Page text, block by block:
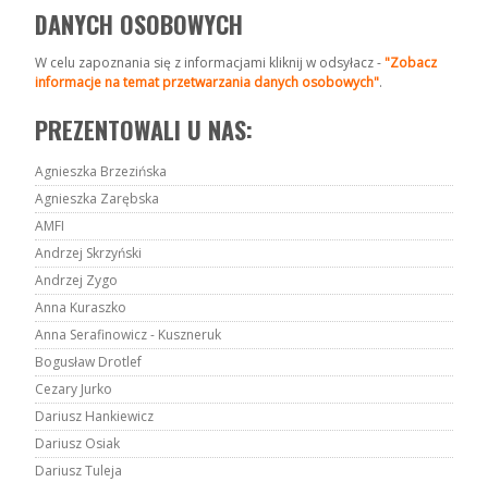
DANYCH OSOBOWYCH
W celu zapoznania się z informacjami kliknij w odsyłacz -"Zobacz
informacje na temat przetwarzania danych osobowych".
PREZENTOWALI U NAS:
Agnieszka Brzezińska
Agnieszka Zarębska
AMFI
Andrzej Skrzyński
Andrzej Zygo
Anna Kuraszko
Anna Serafinowicz - Kuszneruk
Bogusław Drotlef
Cezary Jurko
Dariusz Hankiewicz
Dariusz Osiak
Dariusz Tuleja